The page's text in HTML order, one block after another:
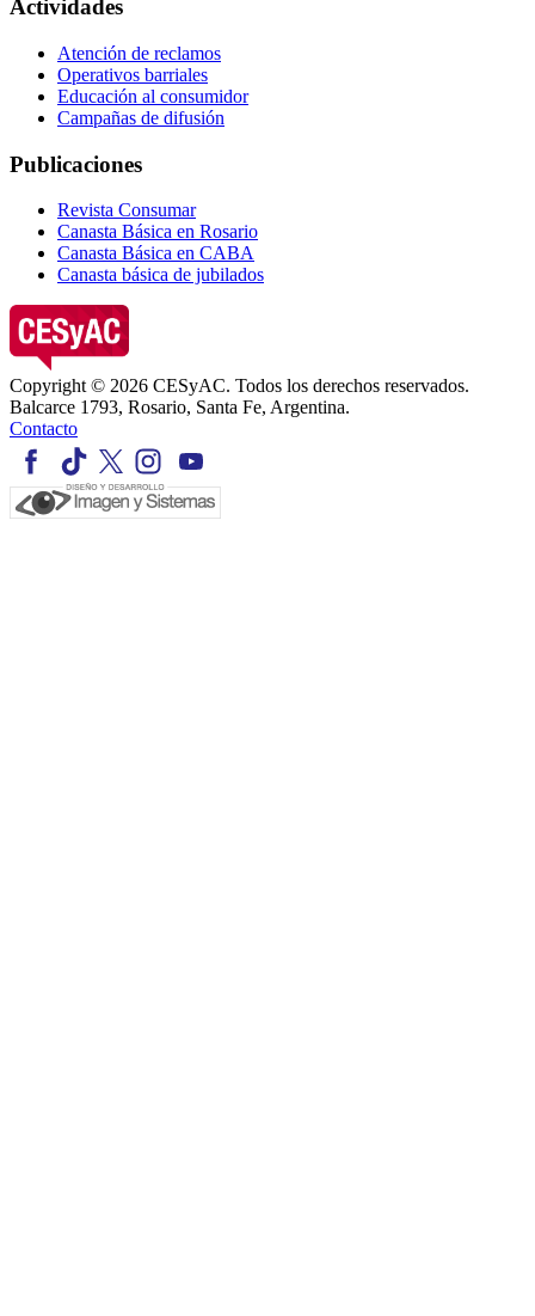
Actividades
Atención de reclamos
Operativos barriales
Educación al consumidor
Campañas de difusión
Publicaciones
Revista Consumar
Canasta Básica en Rosario
Canasta Básica en CABA
Canasta básica de jubilados
Copyright © 2026 CESyAC. Todos los derechos reservados.
Balcarce 1793, Rosario, Santa Fe, Argentina.
Contacto